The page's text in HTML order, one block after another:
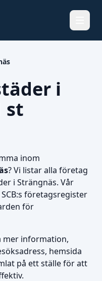
i
st
inom
? Vi listar alla företag
i Strängnäs. Vår
företagsregister
för
mer information,
hemsida
på ett ställe för att